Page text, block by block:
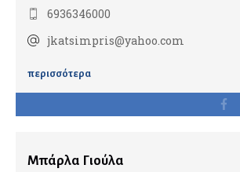
Παιδοκαρδιολόγοι
6936346000
jkatsimpris@yahoo.com
περισσότερα
Μπάρλα Γιούλα